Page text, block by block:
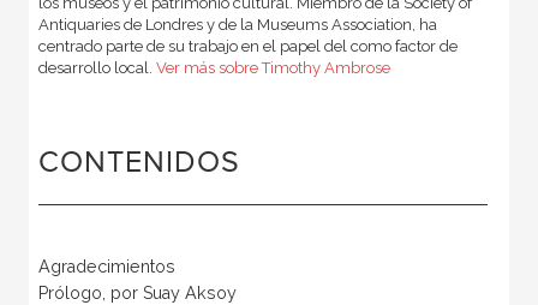
Antiquaries de Londres y de la Museums Association, ha
centrado parte de su trabajo en el papel del como factor de
desarrollo local. Ver más sobre Timothy Ambrose
CONTENIDOS
Agradecimientos
Prólogo, por Suay Aksoy